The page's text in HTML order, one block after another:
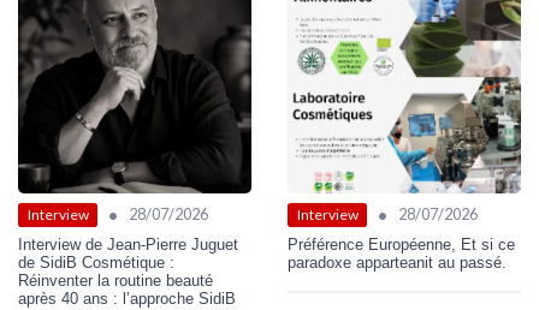
Interview • 28/07/2026
Interview de Jean-Pierre Juguet
de SidiB Cosmétique :
Réinventer la routine beauté
après 40 ans : l’approche SidiB
Interview • 28/07/2026
Préférence Européenne, Et si ce
paradoxe apparteanit au passé.